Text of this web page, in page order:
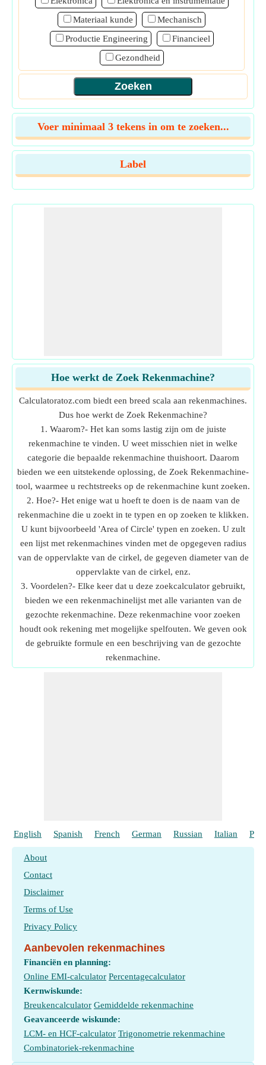
Materiaal kunde
Mechanisch
Productie Engineering
Financieel
Gezondheid
Voer minimaal 3 tekens in om te zoeken...
Label
Hoe werkt de Zoek Rekenmachine?
Calculatoratoz.com biedt een breed scala aan rekenmachines.
Dus hoe werkt de Zoek Rekenmachine?
1. Waarom?- Het kan soms lastig zijn om de juiste
rekenmachine te vinden. U weet misschien niet in welke
categorie die bepaalde rekenmachine thuishoort. Daarom
bieden we een uitstekende oplossing, de Zoek Rekenmachine-
tool, waarmee u rechtstreeks op de rekenmachine kunt zoeken.
2. Hoe?- Het enige wat u hoeft te doen is de naam van de
rekenmachine die u zoekt in te typen en op zoeken te klikken.
U kunt bijvoorbeeld 'Area of Circle' typen en zoeken. U zult
een lijst met rekenmachines vinden met de opgegeven radius
van de oppervlakte van de cirkel, de gegeven diameter van de
oppervlakte van de cirkel, enz.
3. Voordelen?- Elke keer dat u deze zoekcalculator gebruikt,
bieden we een rekenmachinelijst met alle varianten van de
gezochte rekenmachine. Deze rekenmachine voor zoeken
houdt ook rekening met mogelijke spelfouten. We geven ook
de gebruikte formule en een beschrijving van de gezochte
rekenmachine.
English Spanish French German Russian Italian
About
Contact
Disclaimer
Terms of Use
Privacy Policy
Aanbevolen rekenmachines
Financiën en planning:
Online EMI-calculator Percentagecalculator
Kernwiskunde:
Breukencalculator Gemiddelde rekenmachine
Geavanceerde wiskunde:
LCM- en HCF-calculator Trigonometrie rekenmachine
Combinatoriek-rekenmachine